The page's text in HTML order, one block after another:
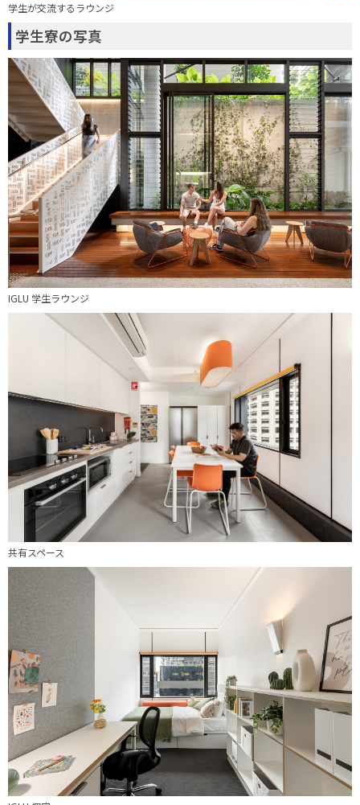
学生が交流するラウンジ
学生寮の写真
IGLU 学生ラウンジ
共有スペース